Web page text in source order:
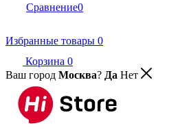
Сравнение0
Избранные товары 0
Корзина 0
Ваш город Москва? Да Нет